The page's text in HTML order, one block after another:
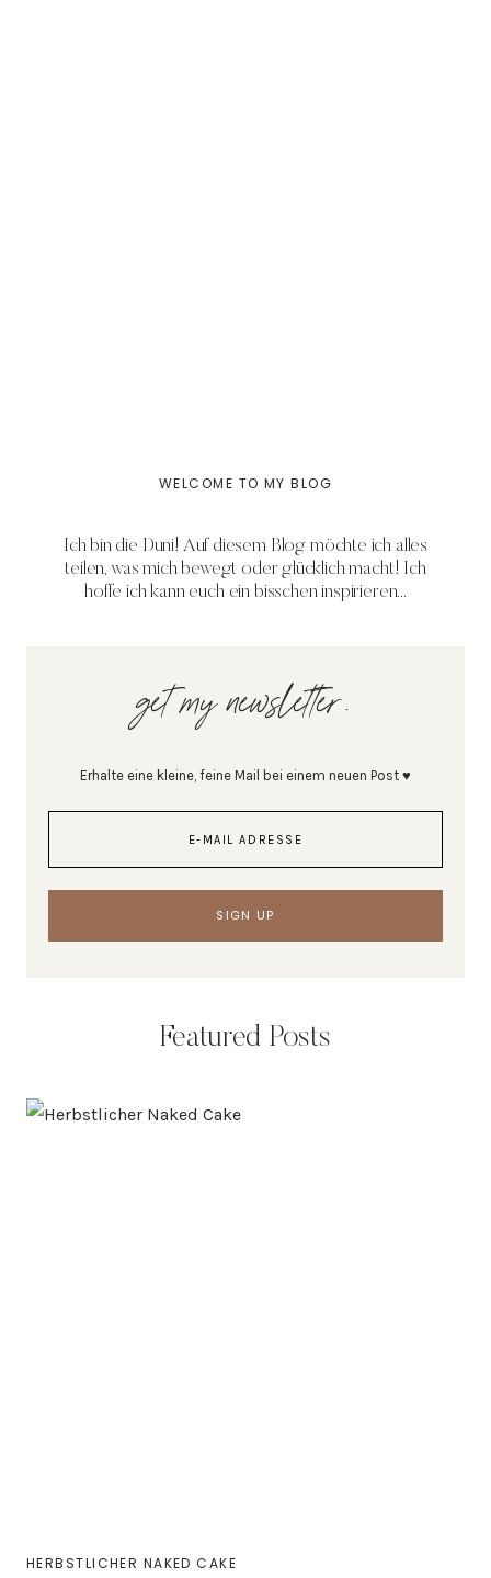
WELCOME TO MY BLOG
Ich bin die Duni! Auf diesem Blog möchte ich alles
teilen, was mich bewegt oder glücklich macht! Ich
hoffe ich kann euch ein bisschen inspirieren...
get my newsletter.
Erhalte eine kleine, feine Mail bei einem neuen Post ♥
Featured Posts
HERBSTLICHER NAKED CAKE